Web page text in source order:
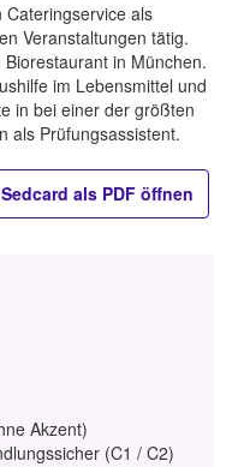
als
Veranstaltungen tätig.
in München.
im Lebensmittel und
in bei einer der größten
als Prüfungsassistent.
Sedcard als PDF öffnen
Akzent)
(C1 / C2)